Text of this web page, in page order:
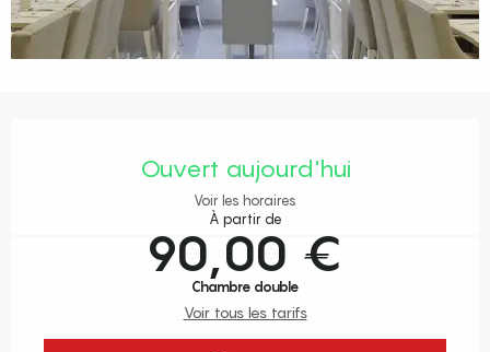
Ouvert aujourd'hui
Voir les horaires
À partir de
90,00 €
Chambre double
Voir tous les tarifs